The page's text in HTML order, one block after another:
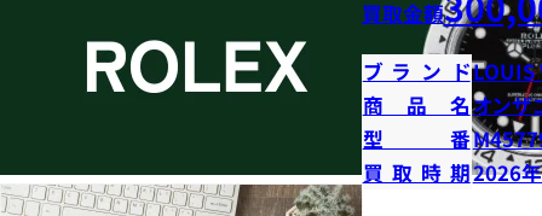
買取金額
ブランドLOUIS
商品名オンザ
型番
買取時期2026